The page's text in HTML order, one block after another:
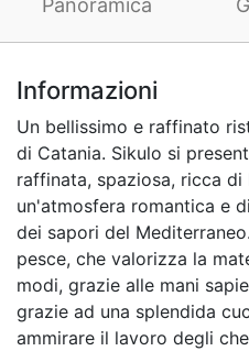
Informazioni
Un bellissimo e raffinato
di Catania. Sikulo si
raffinata, spaziosa, ricca di
un'atmosfera romantica e
dei sapori del
pesce, che valorizza la
modi, grazie alle mani
grazie ad una splendida
ammirare il lavoro degli